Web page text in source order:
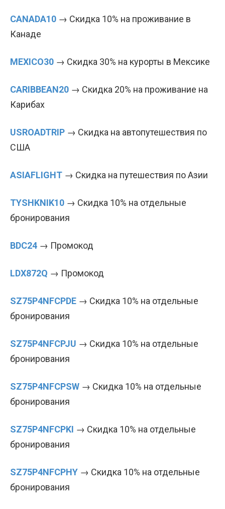
CANADA10 → Скидка 10% на проживание в
Канаде
MEXICO30 → Скидка 30% на курорты в Мексике
CARIBBEAN20 → Скидка 20% на проживание на
Карибах
USROADTRIP → Скидка на автопутешествия по
США
ASIAFLIGHT → Скидка на путешествия по Азии
TYSHKNIK10 → Скидка 10% на отдельные
бронирования
BDC24 → Промокод
LDX872Q → Промокод
SZ75P4NFCPDE → Скидка 10% на отдельные
бронирования
SZ75P4NFCPJU → Скидка 10% на отдельные
бронирования
SZ75P4NFCPSW → Скидка 10% на отдельные
бронирования
SZ75P4NFCPKI → Скидка 10% на отдельные
бронирования
SZ75P4NFCPHY → Скидка 10% на отдельные
бронирования